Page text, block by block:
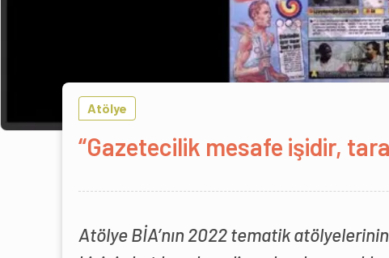
Atölye
“Gazetecilik mesafe işidir,
Atölye BİA’nın 2022 tematik